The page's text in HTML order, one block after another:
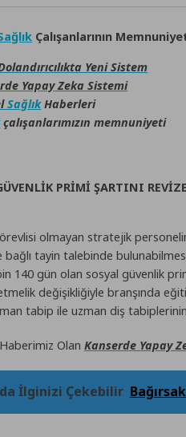
Çalışanlarının
Yeni Sistem
Yapay Zeka Sistemi
SağlıkHaberleri
çalışanlarımızın memnuniyeti
PRİMİ ŞARTINI
olmayan stratejik
bağlı tayin talebinde
140 gün olan sosyal güvenlik
değişikliğiyle branşında
tabip ile uzman diş tabiplerinin
OlanKanserde Yapay
İlginizi Çekebilir